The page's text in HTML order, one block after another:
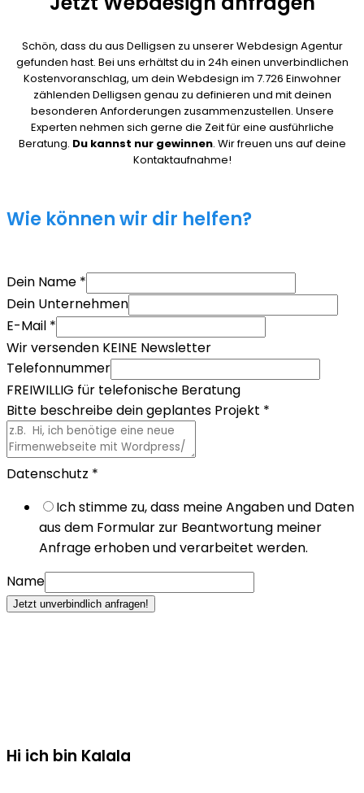
Schön, dass du aus Delligsen zu unserer Webdesign Agentur
gefunden hast. Bei uns erhältst du in 24h einen unverbindlichen
Kostenvoranschlag, um dein Webdesign im 7.726 Einwohner
zählenden Delligsen genau zu definieren und mit deinen
besonderen Anforderungen zusammenzustellen. Unsere
Experten nehmen sich gerne die Zeit für eine ausführliche
Beratung. Du kannst nur gewinnen. Wir freuen uns auf deine
Kontaktaufnahme!
Wie können wir dir helfen?
Dein Name *
Dein Unternehmen
E-Mail *
Wir versenden KEINE Newsletter
Telefonnummer
FREIWILLIG für telefonische Beratung
Bitte beschreibe dein geplantes Projekt *
Datenschutz *
Ich stimme zu, dass meine Angaben und Daten
aus dem Formular zur Beantwortung meiner
Anfrage erhoben und verarbeitet werden.
Name
Jetzt unverbindlich anfragen!
Hi ich bin Kalala